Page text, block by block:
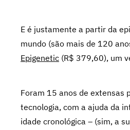
E é justamente a partir da
mundo (são mais de 120
Epigenetic (R$ 379,60), um
Foram 15 anos de extensas
tecnologia, com a ajuda da
idade cronológica – (sim, a